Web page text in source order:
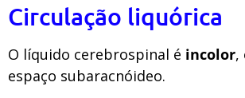
Circulação liquórica
O líquido cerebrospinal é incolor,
espaço subaracnóideo.